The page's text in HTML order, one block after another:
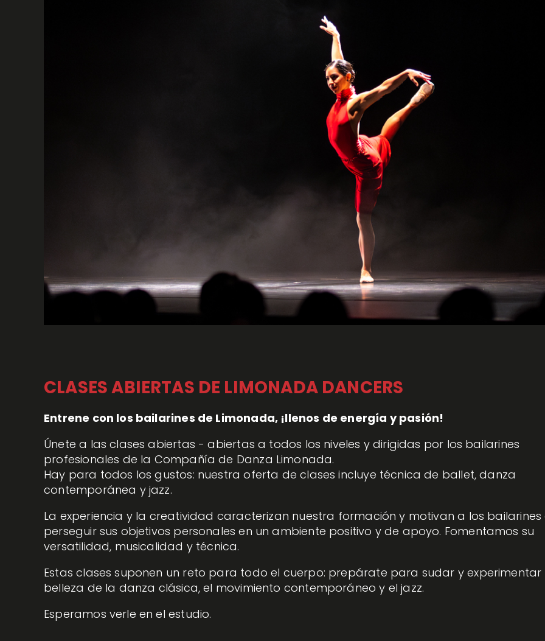
CLASES ABIERTAS DE LIMONADA DANCERS
Entrene con los bailarines de Limonada, ¡llenos de energía y pasión!
Únete a las clases abiertas - abiertas a todos los niveles y dirigidas por los bailarines
profesionales de la Compañía de Danza Limonada.
Hay para todos los gustos: nuestra oferta de clases incluye técnica de ballet, danza
contemporánea y jazz.
La experiencia y la creatividad caracterizan nuestra formación y motivan a los bailarines
perseguir sus objetivos personales en un ambiente positivo y de apoyo. Fomentamos su
versatilidad, musicalidad y técnica.
Estas clases suponen un reto para todo el cuerpo: prepárate para sudar y experimentar
belleza de la danza clásica, el movimiento contemporáneo y el jazz.
Esperamos verle en el estudio.